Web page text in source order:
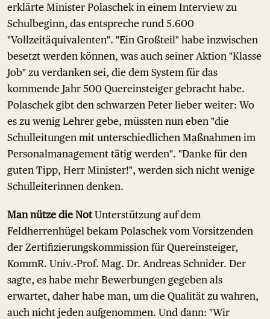
erklärte Minister Polaschek in einem Interview zu
Schulbeginn, das entspreche rund 5.600
"Vollzeitäquivalenten". "Ein Großteil" habe inzwischen
besetzt werden können, was auch seiner Aktion "Klasse
Job" zu verdanken sei, die dem System für das
kommende Jahr 500 Quereinsteiger gebracht habe.
Polaschek gibt den schwarzen Peter lieber weiter: Wo
es zu wenig Lehrer gebe, müssten nun eben "die
Schulleitungen mit unterschiedlichen Maßnahmen im
Personalmanagement tätig werden". "Danke für den
guten Tipp, Herr Minister!", werden sich nicht wenige
Schulleiterinnen denken.
Man nütze die NotUnterstützung auf dem
Feldherrenhügel bekam Polaschek vom Vorsitzenden
der Zertifizierungskommission für Quereinsteiger,
KommR. Univ.-Prof. Mag. Dr. Andreas Schnider. Der
sagte, es habe mehr Bewerbungen gegeben als
erwartet, daher habe man, um die Qualität zu wahren,
auch nicht jeden aufgenommen. Und dann: "Wir